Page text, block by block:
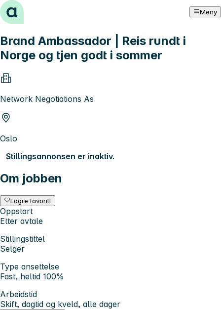
Hopp til innhold Meny
Brand Ambassador | Reis rundt i
Norge og tjen godt i sommer
Network Negotiations As
Oslo
Stillingsannonsen er inaktiv.
Om jobben
Lagre favoritt
Oppstart
Etter avtale
Stillingstittel
Selger
Type ansettelse
Fast, heltid 100%
Arbeidstid
Skift, dagtid og kveld, alle dager